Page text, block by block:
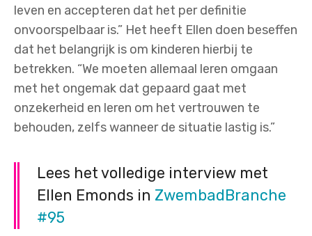
leven en accepteren dat het per definitie
onvoorspelbaar is.” Het heeft Ellen doen beseffen
dat het belangrijk is om kinderen hierbij te
betrekken. “We moeten allemaal leren omgaan
met het ongemak dat gepaard gaat met
onzekerheid en leren om het vertrouwen te
behouden, zelfs wanneer de situatie lastig is.”
Lees het volledige interview met
Ellen Emonds in ZwembadBranche
#95